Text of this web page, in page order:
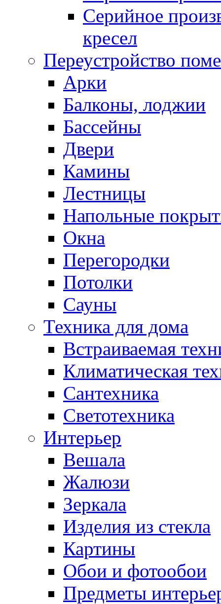
Серийное
кресел
Переустройство
Арки
Балконы, лоджии
Бассейны
Двери
Камины
Лестницы
Напольные
Окна
Перегородки
Потолки
Сауны
Техника для дома
Встраиваемая
Климатическая
Сантехника
Светотехника
Интерьер
Вешала
Жалюзи
Зеркала
Изделия из стекла
Картины
Обои и фотообои
Предметы